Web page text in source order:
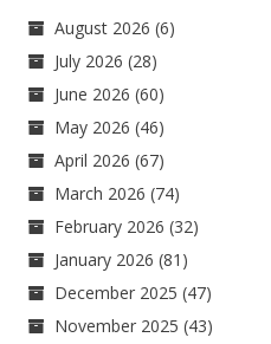
August 2026 (6)
July 2026 (28)
June 2026 (60)
May 2026 (46)
April 2026 (67)
March 2026 (74)
February 2026 (32)
January 2026 (81)
December 2025 (47)
November 2025 (43)